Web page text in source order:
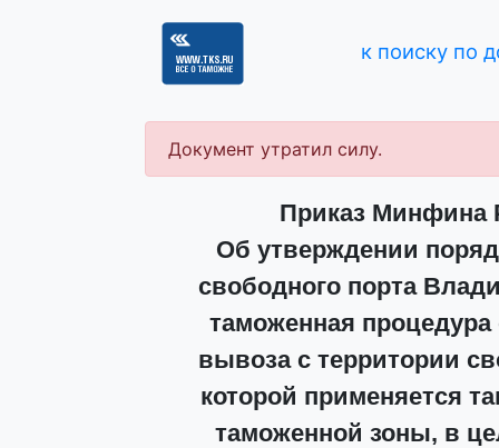
к поиску по
Документ утратил силу.
Приказ Минфина
Об утверждении
свободного порта
таможенная
вывоза с территории
которой применяется
таможенной зоны, в